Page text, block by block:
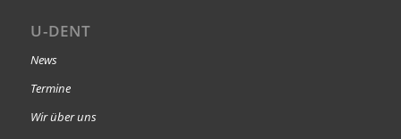
U-DENT
News
Termine
Wir über uns